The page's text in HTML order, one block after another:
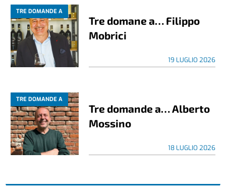
TRE DOMANDE A
Tre domane a… Filippo
Mobrici
19 LUGLIO 2026
TRE DOMANDE A
Tre domande a… Alberto
Mossino
18 LUGLIO 2026